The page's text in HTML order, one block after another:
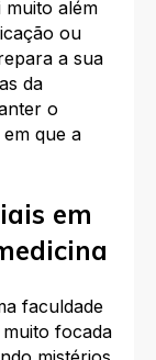
muito além
ou
a sua
da
o
que a
em
faculdade
focada